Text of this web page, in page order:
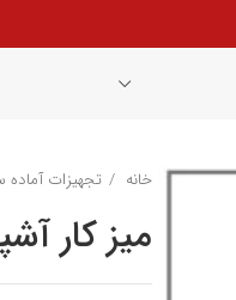
خانه تجهیزات آماده
میز کار